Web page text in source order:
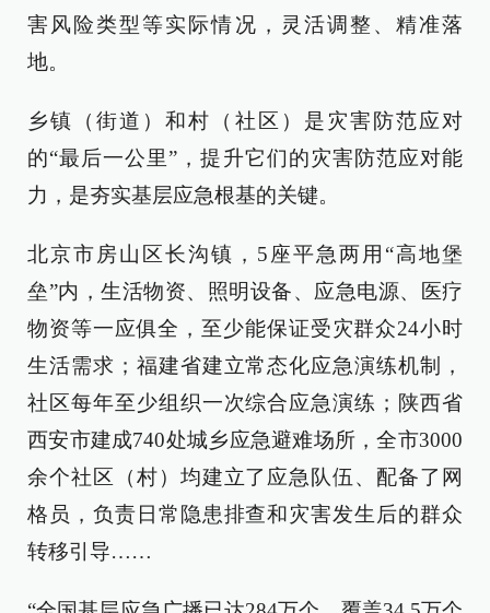
害风险类型等实际情况，灵活调整、精准落
地。
乡镇（街道）和村（社区）是灾害防范应对
的“最后一公里”，提升它们的灾害防范应对能
力，是夯实基层应急根基的关键。
北京市房山区长沟镇，5座平急两用“高地堡
垒”内，生活物资、照明设备、应急电源、医疗
物资等一应俱全，至少能保证受灾群众24小时
生活需求；福建省建立常态化应急演练机制，
社区每年至少组织一次综合应急演练；陕西省
西安市建成740处城乡应急避难场所，全市3000
余个社区（村）均建立了应急队伍、配备了网
格员，负责日常隐患排查和灾害发生后的群众
转移引导……